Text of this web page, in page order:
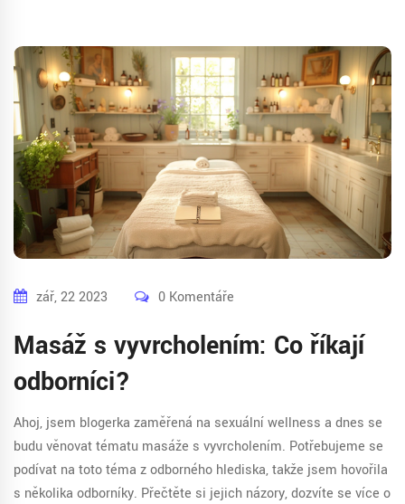
zář, 22 2023 0 Komentáře
Masáž s vyvrcholením: Co říkají
odborníci?
Ahoj, jsem blogerka zaměřená na sexuální wellness a dnes se
budu věnovat tématu masáže s vyvrcholením. Potřebujeme se
podívat na toto téma z odborného hlediska, takže jsem hovořila
s několika odborníky. Přečtěte si jejich názory, dozvíte se více o